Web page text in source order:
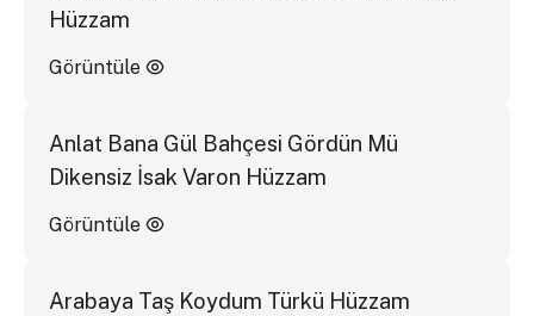
Hüzzam
Görüntüle
Anlat Bana Gül Bahçesi Gördün Mü
Dikensiz İsak Varon Hüzzam
Görüntüle
Arabaya Taş Koydum Türkü Hüzzam